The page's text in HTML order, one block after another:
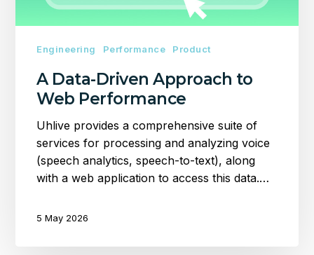
Engineering Performance Product
A Data-Driven Approach to
Web Performance
Uhlive provides a comprehensive suite of
services for processing and analyzing voice
(speech analytics, speech-to-text), along
with a web application to access this data.…
5 May 2026